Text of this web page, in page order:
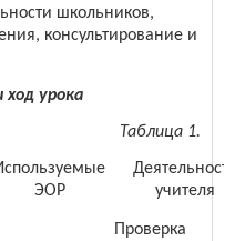
школьников,
консультирование и
урока
Таблица 1.
ЭОР
учителя
Проверка